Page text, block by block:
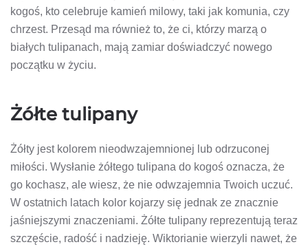
kogoś, kto celebruje kamień milowy, taki jak komunia, czy
chrzest. Przesąd ma również to, że ci, którzy marzą o
białych tulipanach, mają zamiar doświadczyć nowego
początku w życiu.
Żółte tulipany
Żółty jest kolorem nieodwzajemnionej lub odrzuconej
miłości. Wysłanie żółtego tulipana do kogoś oznacza, że ​​
go kochasz, ale wiesz, że nie odwzajemnia Twoich uczuć.
W ostatnich latach kolor kojarzy się jednak ze znacznie
jaśniejszymi znaczeniami. Żółte tulipany reprezentują teraz
szczęście, radość i nadzieję. Wiktorianie wierzyli nawet, że